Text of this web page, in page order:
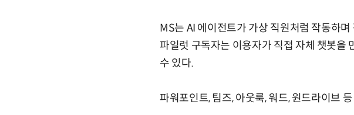
MS는 AI 에이전트가 가상 직원처럼 작동하
파일럿 구독자는 이용자가 직접 자체 챗봇을
수 있다.
파워포인트, 팀즈, 아웃룩, 워드, 원드라이브